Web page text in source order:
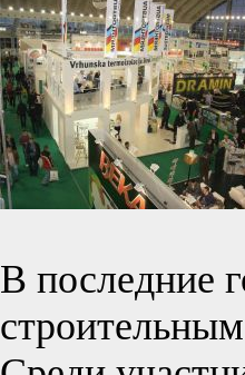
В последние